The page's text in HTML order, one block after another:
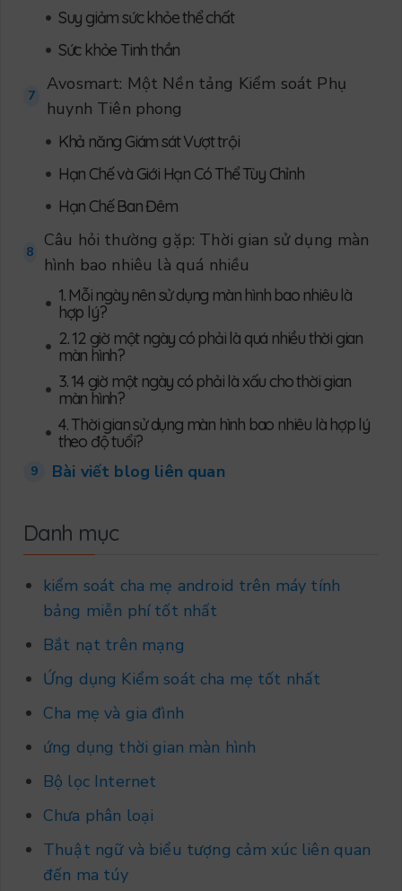
• Suy giảm sức khỏe thể chất
• Sức khỏe Tinh thần
7
Avosmart: Một Nền tảng Kiểm soát Phụ
huynh Tiên phong
• Khả năng Giám sát Vượt trội
• Hạn Chế và Giới Hạn Có Thể Tùy Chỉnh
• Hạn Chế Ban Đêm
8
Câu hỏi thường gặp: Thời gian sử dụng màn
hình bao nhiêu là quá nhiều
• 1. Mỗi ngày nên sử dụng màn hình bao nhiêu là
hợp lý?
• 2. 12 giờ một ngày có phải là quá nhiều thời gian
màn hình?
• 3. 14 giờ một ngày có phải là xấu cho thời gian
màn hình?
• 4. Thời gian sử dụng màn hình bao nhiêu là hợp lý
theo độ tuổi?
9 Bài viết blog liên quan
Danh mục
kiểm soát cha mẹ android trên máy tính
bảng miễn phí tốt nhất
Bắt nạt trên mạng
Ứng dụng Kiểm soát cha mẹ tốt nhất
Cha mẹ và gia đình
ứng dụng thời gian màn hình
Bộ lọc Internet
Chưa phân loại
Thuật ngữ và biểu tượng cảm xúc liên quan
đến ma túy